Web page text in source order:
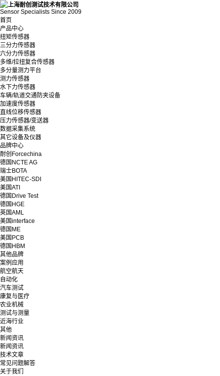
Sensor Specialists Since 2009
首页
产品中心
扭矩传感器
三分力传感器
六分力传感器
多维/拉扭复合传感器
多分量测力平台
测力传感器
水下力传感器
车辆/轨道交通防夹设备
加速度传感器
直线位移传感器
压力传感器/变送器
数据采集系统
其它设备及仪器
品牌中心
耐创Forcechina
德国NCTE AG
瑞士BOTA
美国HITEC-SDI
美国ATI
德国Drive Test
德国HGE
英国AML
美国interface
德国ME
美国PCB
德国HBM
其他品牌
案例应用
航空航天
自动化
汽车测试
康复与医疗
农业机械
测试与测量
近海行业
其他
新闻资讯
新闻资讯
技术文章
常见问题解答
关于我们